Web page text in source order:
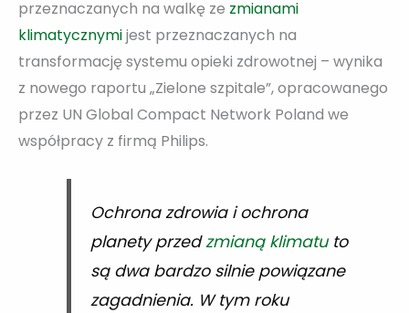
przeznaczanych na walkę ze zmianami
klimatycznymijest przeznaczanych na
transformację systemu opieki zdrowotnej – wynika
z nowego raportu „Zielone szpitale”, opracowanego
przez UN Global Compact Network Poland we
współpracy z firmą Philips.
Ochrona zdrowia i ochrona
planety przedzmianą klimatuto
są dwa bardzo silnie powiązane
zagadnienia. W tym roku